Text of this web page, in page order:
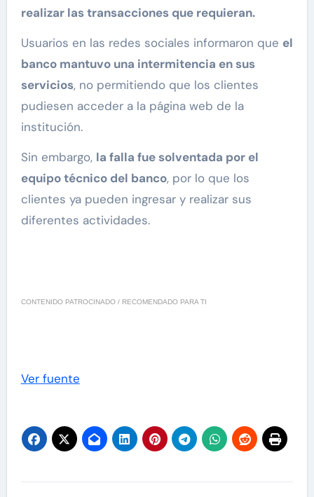
realizar las transacciones que requieran.
Usuarios en las redes sociales informaron que el
banco mantuvo una intermitencia en sus
servicios, no permitiendo que los clientes
pudiesen acceder a la página web de la
institución.
Sin embargo, la falla fue solventada por el
equipo técnico del banco, por lo que los
clientes ya pueden ingresar y realizar sus
diferentes actividades.
CONTENIDO PATROCINADO / RECOMENDADO PARA TI
Ver fuente